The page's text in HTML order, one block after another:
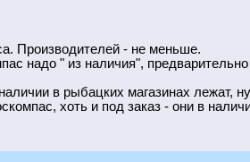
Производителей - не меньше.
надо " из наличия", предварительно
в рыбацких магазинах лежат,
хоть и под заказ - они в